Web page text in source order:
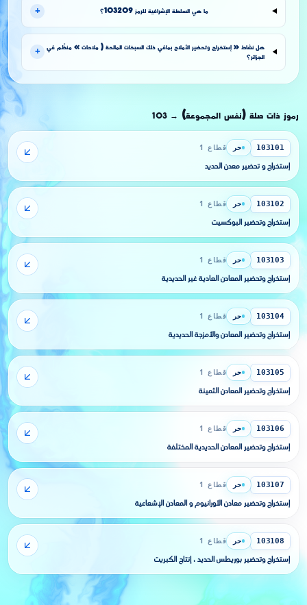
ما هي السلطة الإشرافية للرمز 103209؟ +
هل نشاط « إستخراج وتحضير الأملاح بمافي ذلك السبخات المالحة ( ملاحات » منظَّم في
الجزائر؟
+
رموز ذات صلة (نفس المجموعة) →
103
103101 حر قطاع 1
إستخراج و تحضير معدن الحديد
103102 حر قطاع 1
إستخراج وتحضير البوكسيت
103103 حر قطاع 1
إستخراج وتحضير المعادن العادية غير الحديدية
103104 حر قطاع 1
إستخراج وتحضير المعادن والأمزجة الحديدية
103105 حر قطاع 1
إستخراج وتحضير المعادن الثمينة
103106 حر قطاع 1
إستخراج وتحضير المعادن الحديدية المختلفة
103107 حر قطاع 1
إستخراج وتحضير معادن الأورانيوم و المعادن الإشعاعية
103108 حر قطاع 1
إستخراج وتحضير بوريطس الحديد ، إنتاج الكبريت